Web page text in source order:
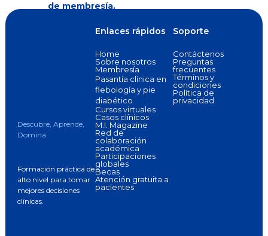
de membresía.
Descubre, Aprende,
Domina
Formación práctica de
alto nivel para tomar
mejores decisiones
clínicas.
Enlaces rápidos
Home
Sobre nosotros
Membresía
Pasantía clínica en
flebología y pie
diabético
Cursos virtuales
Casos clínicos
M.I. Magazine
Red de
colaboración
académica
Participaciones
globales
Becas
Atención gratuita a
pacientes
Soporte
Contáctenos
Preguntas
frecuentes
Términos y
condiciones
Política de
privacidad